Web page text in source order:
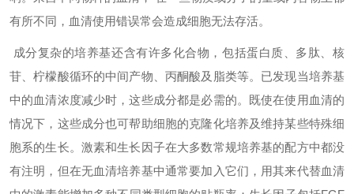
有所不同，血清使用错误常会造成细胞无法存活。
成分复杂的培养基还含有许多化合物，包括蛋白质、多肽、核
苷、柠檬酸循环的中间产物、丙酮酸及脂类等。已发现当培养基
中的血清浓度减少时，这些成分都是必需的。既使在使用血清的
情况下，这些成分也可帮助细胞的克隆化培养及维持某些特殊细
胞系的生长。 激素和生长因子在大多数常规培养基的配方中都没
有注明，但在无血清培养基中通常要加入它们，用其来代替血清